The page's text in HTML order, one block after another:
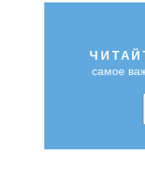
самое